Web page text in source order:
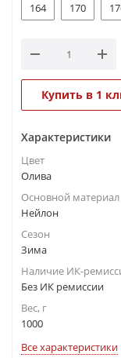
164
170
Купить в 1
Характеристики
Цвет
Олива
Основной материал
Нейлон
Сезон
Зима
Наличие ИК-
Без ИК ремиссии
Вес, г
1000
Все характеристики